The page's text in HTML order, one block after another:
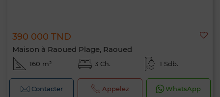
390 000 TND
Maison à Raoued Plage, Raoued
160 m² 3 Ch. 1 Sdb.
Contacter Appelez WhatsApp